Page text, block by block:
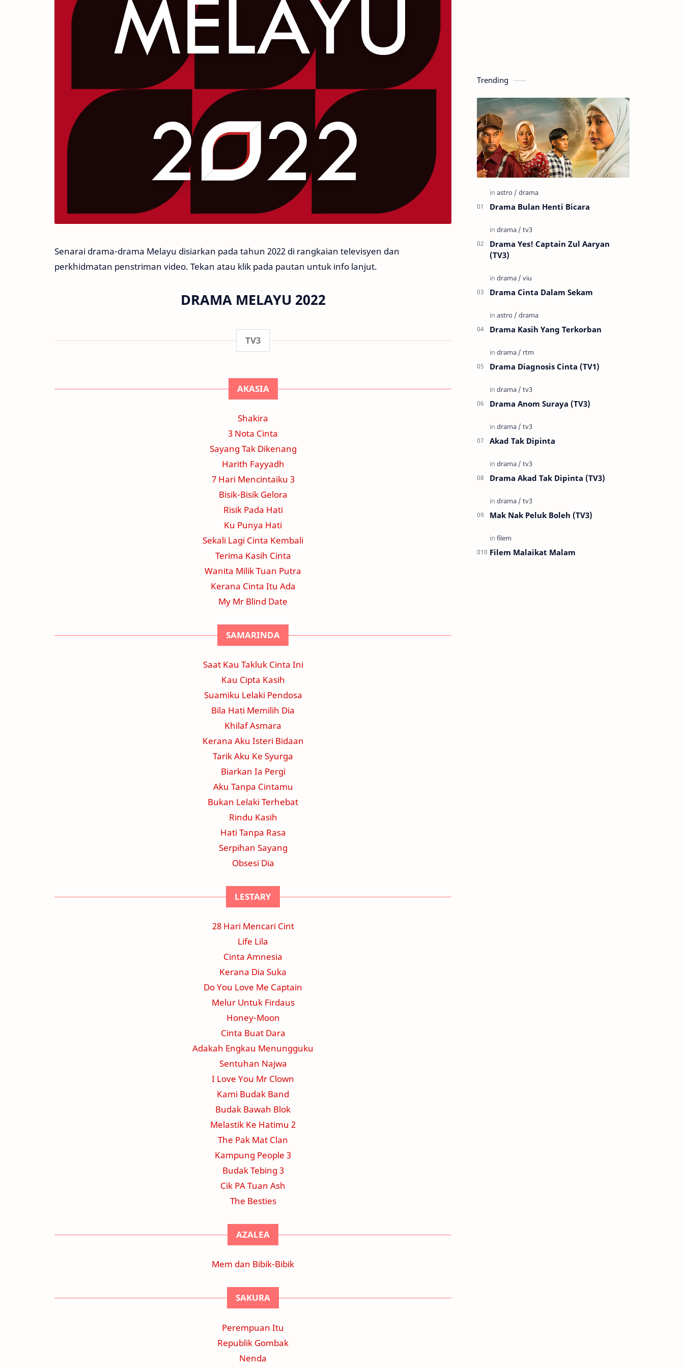
Senarai drama-drama Melayu disiarkan pada tahun 2022 di rangkaian televisyen dan
perkhidmatan penstriman video. Tekan atau klik pada pautan untuk info lanjut.
DRAMA MELAYU 2022
TV3
AKASIA
Shakira
3 Nota Cinta
Sayang Tak Dikenang
Harith Fayyadh
7 Hari Mencintaiku 3
Bisik-Bisik Gelora
Risik Pada Hati
Ku Punya Hati
Sekali Lagi Cinta Kembali
Terima Kasih Cinta
Wanita Milik Tuan Putra
Kerana Cinta Itu Ada
My Mr Blind Date
SAMARINDA
Saat Kau Takluk Cinta Ini
Kau Cipta Kasih
Suamiku Lelaki Pendosa
Bila Hati Memilih Dia
Khilaf Asmara
Kerana Aku Isteri Bidaan
Tarik Aku Ke Syurga
Biarkan Ia Pergi
Aku Tanpa Cintamu
Bukan Lelaki Terhebat
Rindu Kasih
Hati Tanpa Rasa
Serpihan Sayang
Obsesi Dia
LESTARY
28 Hari Mencari Cint
Life Lila
Cinta Amnesia
Kerana Dia Suka
Do You Love Me Captain
Melur Untuk Firdaus
Honey-Moon
Cinta Buat Dara
Adakah Engkau Menungguku
Sentuhan Najwa
I Love You Mr Clown
Kami Budak Band
Budak Bawah Blok
Melastik Ke Hatimu 2
The Pak Mat Clan
Kampung People 3
Budak Tebing 3
Cik PA Tuan Ash
The Besties
AZALEA
Mem dan Bibik-Bibik
SAKURA
Perempuan Itu
Republik Gombak
Nenda
Trending
Drama Bulan Henti Bicara
Drama Yes! Captain Zul Aaryan
(TV3)
Drama Cinta Dalam Sekam
Drama Kasih Yang Terkorban
Drama Diagnosis Cinta (TV1)
Drama Anom Suraya (TV3)
Akad Tak Dipinta
Drama Akad Tak Dipinta (TV3)
Mak Nak Peluk Boleh (TV3)
Filem Malaikat Malam